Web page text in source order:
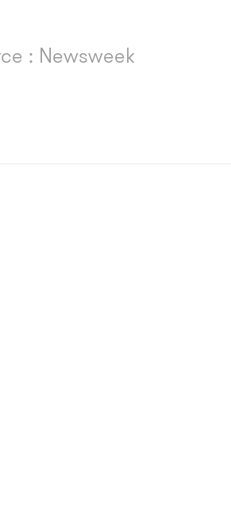
: Newsweek